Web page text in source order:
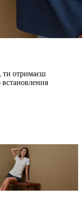
ти отримаєш
встановлення